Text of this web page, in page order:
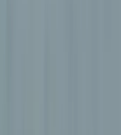
বালু
আইনি